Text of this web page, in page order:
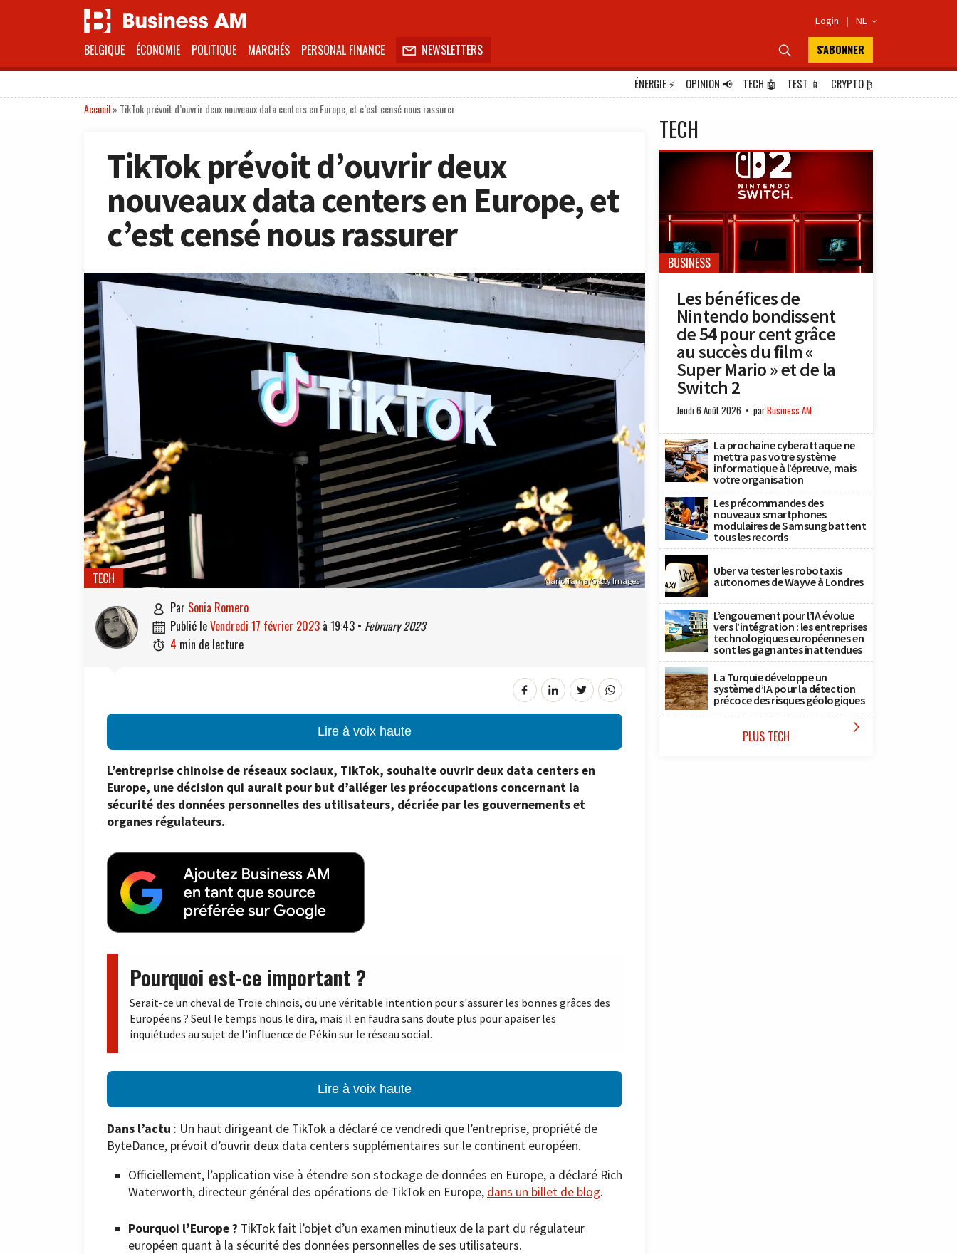
Login | NL 
BELGIQUE ÉCONOMIE POLITIQUE MARCHÉS PERSONAL FINANCE  NEWSLETTERS  S'ABONNER
ÉNERGIE⚡ OPINION📢 TECH 🤖 TEST 📱 CRYPTO₿
Accueil» TikTok prévoit d’ouvrir deux nouveaux data centers en Europe, et c’est censé nous rassurer
TikTok prévoit d’ouvrir deux
nouveaux data centers en Europe, et
c’est censé nous rassurer
Mario Tama/Getty Images
TECH
 par Sonia Romero
 publié le vendredi 17 février 2023 à 19:43 • February 2023
 4 min de lecture
Lire à voix haute
L’entreprise chinoise de réseaux sociaux, TikTok, souhaite ouvrir deux data centers en
Europe, une décision qui aurait pour but d’alléger les préoccupations concernant la
sécurité des données personnelles des utilisateurs, décriée par les gouvernements et
organes régulateurs.
Pourquoi est-ce important ?
Serait-ce un cheval de Troie chinois, ou une véritable intention pour s'assurer les bonnes grâces des
Européens ? Seul le temps nous le dira, mais il en faudra sans doute plus pour apaiser les
inquiétudes au sujet de l'influence de Pékin sur le réseau social.
Lire à voix haute
Dans l’actu : Un haut dirigeant de TikTok a déclaré ce vendredi que l’entreprise, propriété de
ByteDance, prévoit d’ouvrir deux data centers supplémentaires sur le continent européen.
Officiellement, l’application vise à étendre son stockage de données en Europe, a déclaré Rich
Waterworth, directeur général des opérations de TikTok en Europe, dans un billet de blog.
Pourquoi l’Europe ? TikTok fait l’objet d’un examen minutieux de la part du régulateur
européen quant à la sécurité des données personnelles de ses utilisateurs.
TECH
BUSINESS
Les bénéfices de
Nintendo bondissent
de 54 pour cent grâce
au succès du film «
Super Mario » et de la
Switch 2
Jeudi 6 Août 2026 parBusiness AM
La prochaine cyberattaque ne
mettra pas votre système
informatique à l’épreuve, mais
votre organisation
Les précommandes des
nouveaux smartphones
modulaires de Samsung battent
tous les records
Uber va tester les robotaxis
autonomes de Wayve à Londres
L’engouement pour l’IA évolue
vers l’intégration : les entreprises
technologiques européennes en
sont les gagnantes inattendues
La Turquie développe un
système d’IA pour la détection
précoce des risques géologiques
PLUS TECH 